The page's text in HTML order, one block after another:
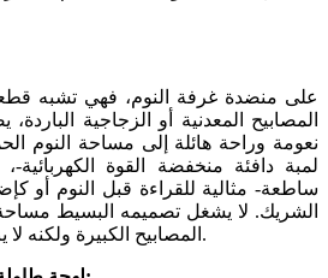
على منضدة غرفة النوم، فهي تشبه
المصابيح المعدنية أو الزجاجية
نعومة وراحة هائلة إلى مساحة النوم
لمبة دافئة منخفضة القوة
ساطعة- مثالية للقراءة قبل النوم أو
الشريك. لا يشغل تصميمه البسيط
المصابيح الكبيرة ولكنه لا يزال يرفع من طراز الغرفة.